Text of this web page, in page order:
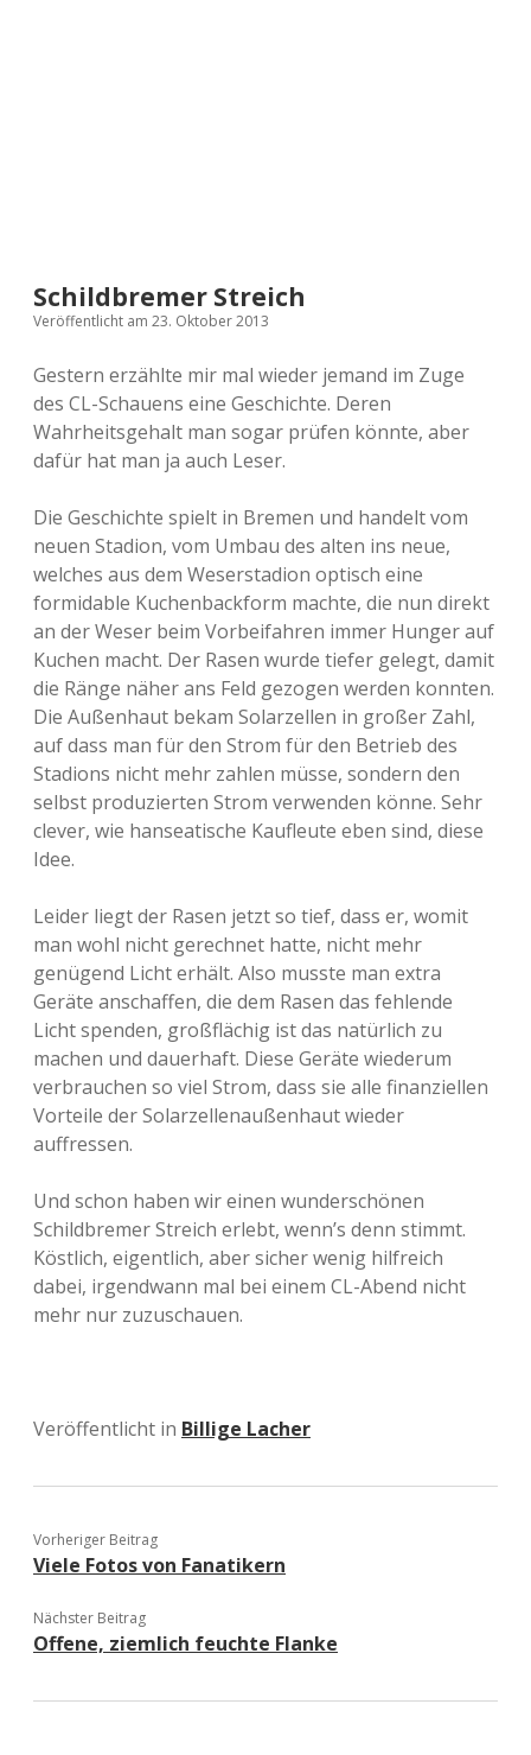
Schildbremer Streich
Veröffentlicht am 23. Oktober 2013
Gestern erzählte mir mal wieder jemand im Zuge
des CL-Schauens eine Geschichte. Deren
Wahrheitsgehalt man sogar prüfen könnte, aber
dafür hat man ja auch Leser.
Die Geschichte spielt in Bremen und handelt vom
neuen Stadion, vom Umbau des alten ins neue,
welches aus dem Weserstadion optisch eine
formidable Kuchenbackform machte, die nun direkt
an der Weser beim Vorbeifahren immer Hunger auf
Kuchen macht. Der Rasen wurde tiefer gelegt, damit
die Ränge näher ans Feld gezogen werden konnten.
Die Außenhaut bekam Solarzellen in großer Zahl,
auf dass man für den Strom für den Betrieb des
Stadions nicht mehr zahlen müsse, sondern den
selbst produzierten Strom verwenden könne. Sehr
clever, wie hanseatische Kaufleute eben sind, diese
Idee.
Leider liegt der Rasen jetzt so tief, dass er, womit
man wohl nicht gerechnet hatte, nicht mehr
genügend Licht erhält. Also musste man extra
Geräte anschaffen, die dem Rasen das fehlende
Licht spenden, großflächig ist das natürlich zu
machen und dauerhaft. Diese Geräte wiederum
verbrauchen so viel Strom, dass sie alle finanziellen
Vorteile der Solarzellenaußenhaut wieder
auffressen.
Und schon haben wir einen wunderschönen
Schildbremer Streich erlebt, wenn’s denn stimmt.
Köstlich, eigentlich, aber sicher wenig hilfreich
dabei, irgendwann mal bei einem CL-Abend nicht
mehr nur zuzuschauen.
Veröffentlicht in Billige Lacher
Vorheriger Beitrag
Viele Fotos von Fanatikern
Nächster Beitrag
Offene, ziemlich feuchte Flanke